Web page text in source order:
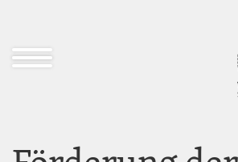
Navigation